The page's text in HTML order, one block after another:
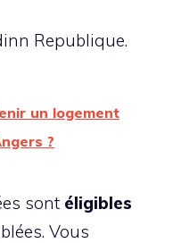
Republique.
un logement
?
sont éligibles
Vous